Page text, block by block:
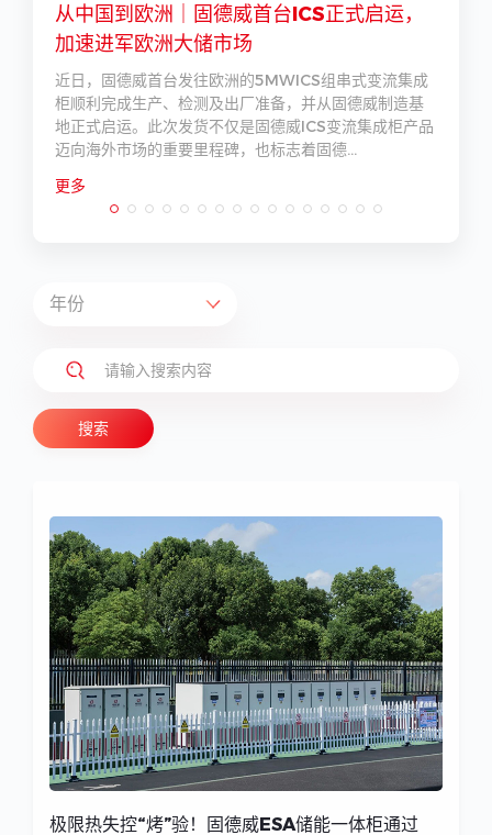
从中国到欧洲｜固德威首台ICS正式启运，
加速进军欧洲大储市场
近日，固德威首台发往欧洲的5MWICS组串式变流集成
柜顺利完成生产、检测及出厂准备，并从固德威制造基
地正式启运。此次发货不仅是固德威ICS变流集成柜产品
迈向海外市场的重要里程碑，也标志着固德...
更多
搜索
极限热失控“烤”验！固德威ESA储能一体柜通过